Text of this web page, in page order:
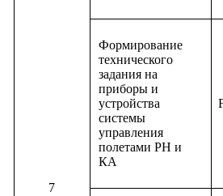
7
Формирование
технического
задания на
приборы и
устройства
системы
управления
полетами РН и
КА